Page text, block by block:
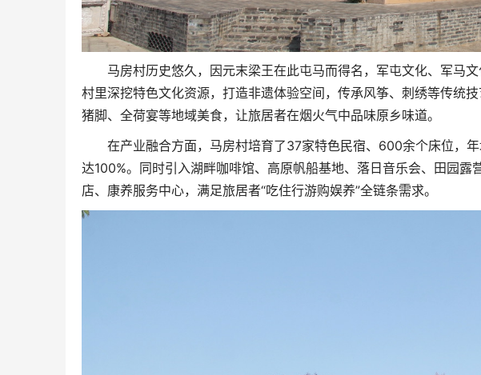
马房村历史悠久，因元末梁王在此屯马而得名，军屯文化、军马
村里深挖特色文化资源，打造非遗体验空间，传承风筝、刺绣等传统
猪脚、全荷宴等地域美食，让旅居者在烟火气中品味原乡味道。
在产业融合方面，马房村培育了37家特色民宿、600余个床位，
达100%。同时引入湖畔咖啡馆、高原帆船基地、落日音乐会、田园露
店、康养服务中心，满足旅居者“吃住行游购娱养”全链条需求。